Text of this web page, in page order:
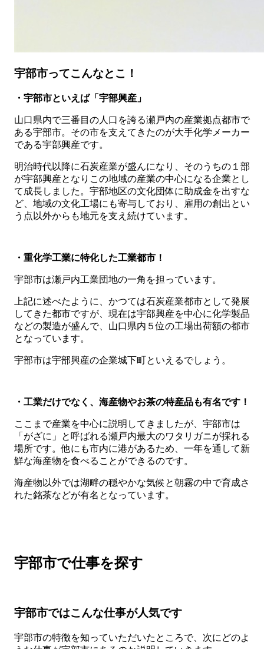
宇部市ってこんなとこ！
・宇部市といえば「宇部興産」
山口県内で三番目の人口を誇る瀬戸内の産業拠点都市で
ある宇部市。その市を支えてきたのが大手化学メーカー
である宇部興産です。
明治時代以降に石炭産業が盛んになり、そのうちの１部
が宇部興産となりこの地域の産業の中心になる企業とし
て成長しました。宇部地区の文化団体に助成金を出すな
ど、地域の文化工場にも寄与しており、雇用の創出とい
う点以外からも地元を支え続けています。
・重化学工業に特化した工業都市！
宇部市は瀬戸内工業団地の一角を担っています。
上記に述べたように、かつては石炭産業都市として発展
してきた都市ですが、現在は宇部興産を中心に化学製品
などの製造が盛んで、山口県内５位の工場出荷額の都市
となっています。
宇部市は宇部興産の企業城下町といえるでしょう。
・工業だけでなく、海産物やお茶の特産品も有名です！
ここまで産業を中心に説明してきましたが、宇部市は
「がざに」と呼ばれる瀬戸内最大のワタリガニが採れる
場所です。他にも市内に港があるため、一年を通して新
鮮な海産物を食べることができるのです。
海産物以外では湖畔の穏やかな気候と朝霧の中で育成さ
れた銘茶などが有名となっています。
宇部市で仕事を探す
宇部市ではこんな仕事が人気です
宇部市の特徴を知っていただいたところで、次にどのよ